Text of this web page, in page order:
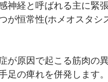
神経と呼ばれる主に緊
が恒常性(ホメオスタシ
が原因で起こる筋肉の
足の痺れを併発します。